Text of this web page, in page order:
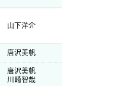
山下洋介
唐沢美帆
唐沢美帆
川崎智哉